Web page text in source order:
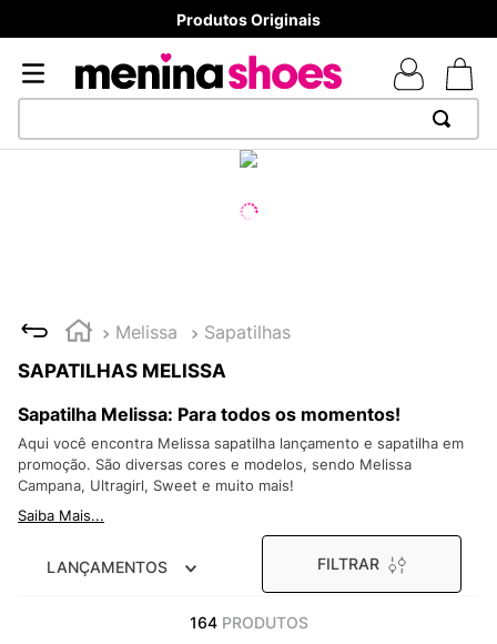
Produtos Originais
Melissa
Sapatilhas
SAPATILHAS MELISSA
Sapatilha Melissa: Para todos os momentos!
Aqui você encontra Melissa sapatilha lançamento e sapatilha em
promoção. São diversas cores e modelos, sendo Melissa
Campana, Ultragirl, Sweet e muito mais!
Saiba Mais...
LANÇAMENTOS FILTRAR
164 PRODUTOS
7
8º
VANS TÊNIS VANS ULTRARANGE
9 º
NEW 530